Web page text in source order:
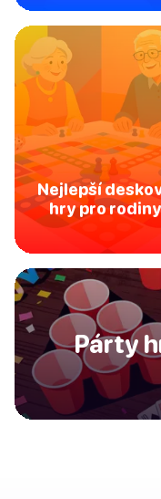
Nejlepší
hry pro rodiny
Párty